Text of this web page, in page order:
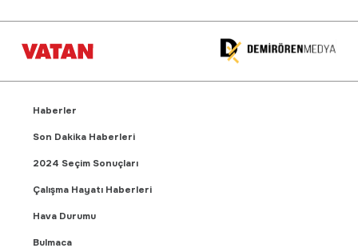
Haberler
Son Dakika Haberleri
2024 Seçim Sonuçları
Çalışma Hayatı Haberleri
Hava Durumu
Bulmaca